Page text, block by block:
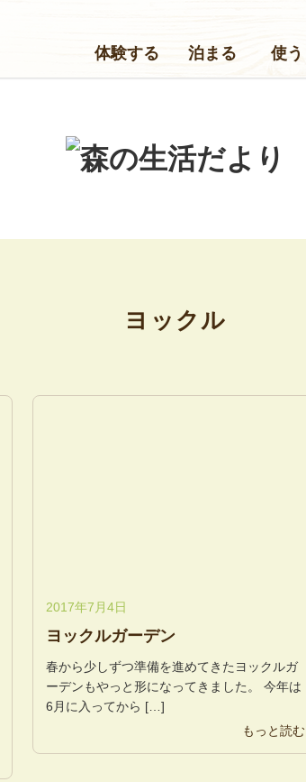
体験する 泊まる 使う
ヨックル
2017年7月4日
ヨックルガーデン
春から少しずつ準備を進めてきたヨックルガ
ーデンもやっと形になってきました。 今年は
6月に入ってから […]
もっと読む